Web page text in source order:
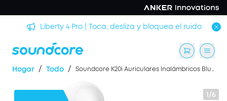
Liberty 4 Pro | Toca, desliza y bloquea el ruido
Hogar / Todo / Soundcore K20i Auriculares Inalámbricos Bluetooth Semi In-Ear de Anker
1/6